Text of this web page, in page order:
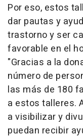
Por eso, estos
dar pautas y
trastorno y ser
favorable en el
"Gracias a la
número de
las más de 180
a estos talleres.
a visibilizar y
puedan recibir